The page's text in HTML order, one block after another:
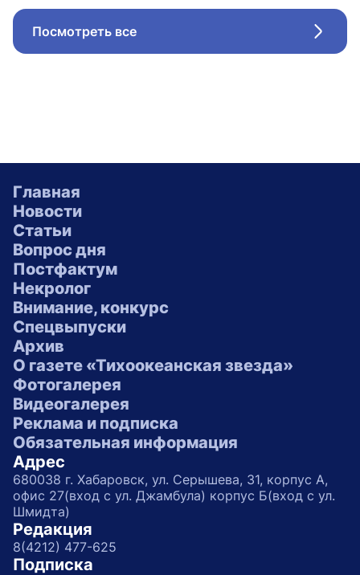
Посмотреть все
Главная
Новости
Статьи
Вопрос дня
Постфактум
Некролог
Внимание, конкурс
Спецвыпуски
Архив
О газете «Тихоокеанская звезда»
Фотогалерея
Видеогалерея
Реклама и подписка
Обязательная информация
Адрес
680038 г. Хабаровск, ул. Серышева, 31, корпус А,
офис 27(вход с ул. Джамбула) корпус Б(вход с ул.
Шмидта)
Редакция
8(4212) 477-625
Подписка